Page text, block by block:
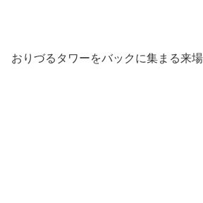
おりづるタワーをバックに集まる来